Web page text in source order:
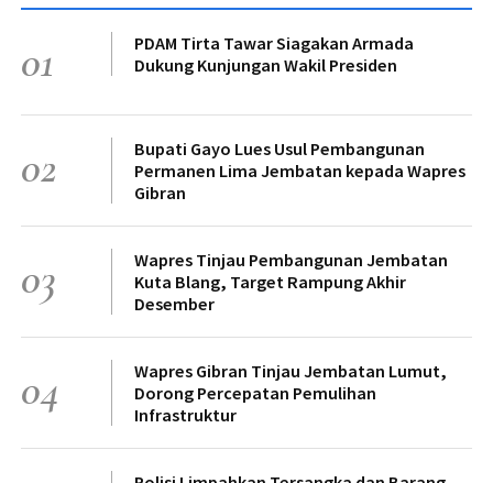
01
PDAM Tirta Tawar Siagakan Armada
Dukung Kunjungan Wakil Presiden
02
Bupati Gayo Lues Usul Pembangunan
Permanen Lima Jembatan kepada Wapres
Gibran
03
Wapres Tinjau Pembangunan Jembatan
Kuta Blang, Target Rampung Akhir
Desember
04
Wapres Gibran Tinjau Jembatan Lumut,
Dorong Percepatan Pemulihan
Infrastruktur